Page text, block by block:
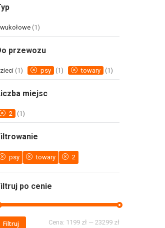
(1)
przewozu
(1) psy (1) towary (1)
miejsc
2 (1)
psy towary 2
po cenie
Filtruj Cena: 1199 zł — 23299 zł